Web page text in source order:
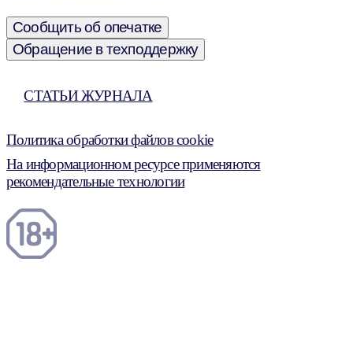
Сообщить об опечатке
Обращение в техподдержку
СТАТЬИ ЖУРНАЛА
Политика обработки файлов cookie
На информационном ресурсе применяются
рекомендательные технологии